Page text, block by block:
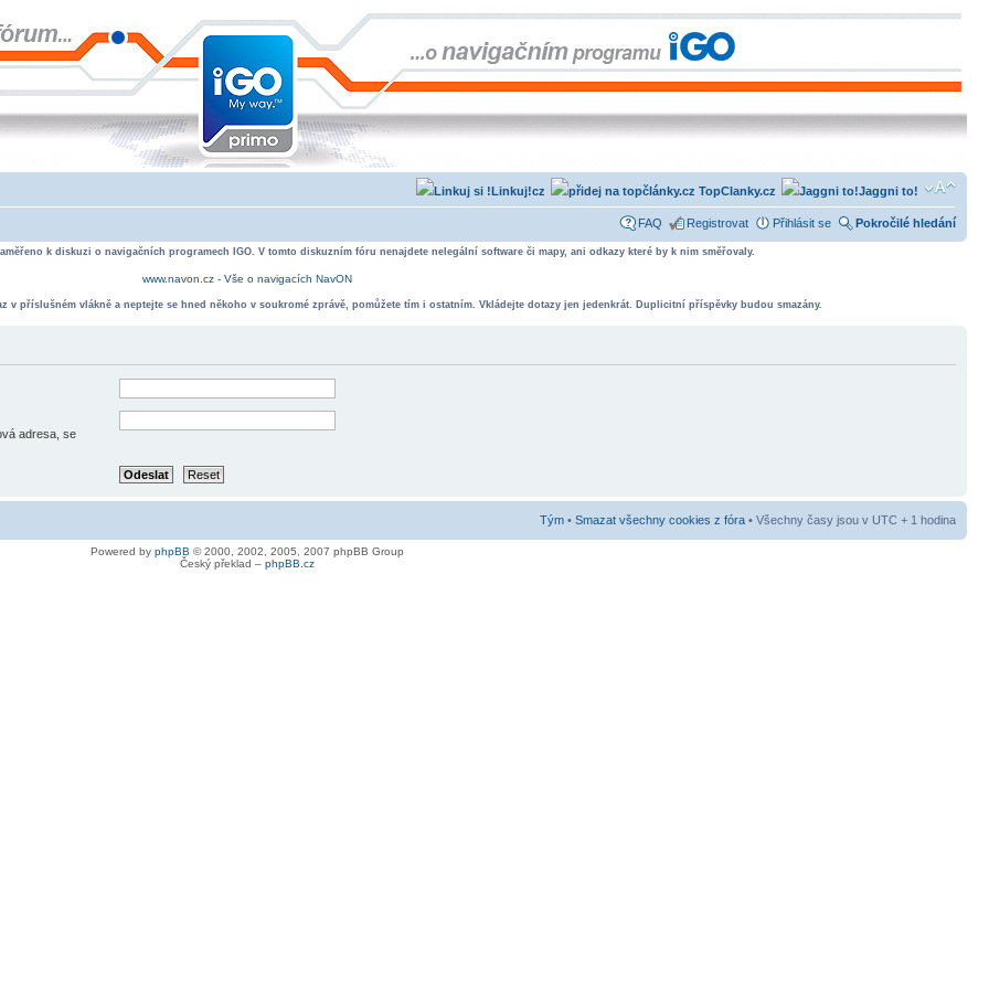
Jaggni to!
TopClanky.cz
Linkuj!cz
FAQ Registrovat Přihlásit se Pokročilé hledání
k diskuzi o navigačních programech IGO. V tomto diskuzním fóru nenajdete nelegální software či mapy, ani odkazy které by k nim směřovaly.
www.navon.cz - Vše o navigacích NavON
v příslušném vlákně a neptejte se hned někoho v soukromé zprávě, pomůžete tím i ostatním. Vkládejte dotazy jen jedenkrát. Duplicitní příspěvky budou smazány.
adresa, se
Tým • Smazat všechny cookies z fóra • Všechny časy jsou v UTC + 1 hodina
Powered by phpBB © 2000, 2002, 2005, 2007 phpBB Group
Český překlad – phpBB.cz